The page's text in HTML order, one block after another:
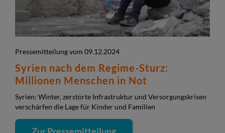
Pressemitteilung vom 09.12.2024
Syrien nach dem Regime-Sturz:
Millionen Menschen in Not
Syrien: Winter, zerstörte Infrastruktur und Versorgungskrisen
verschärfen die Lage für Kinder und Familien
Zur Pressemitteilung